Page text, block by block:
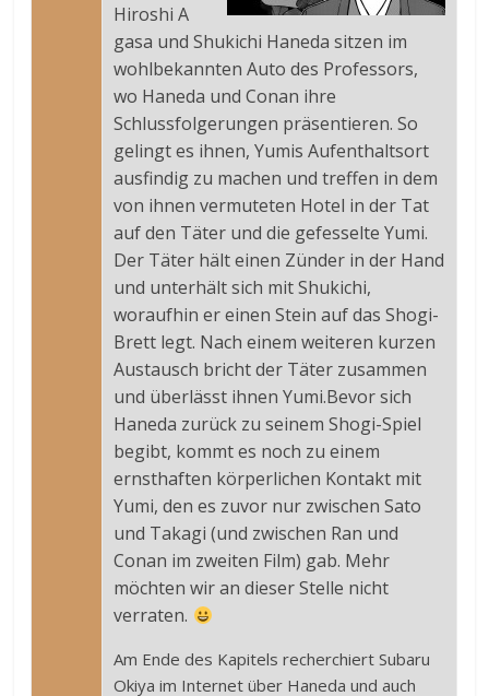
Hiroshi A
gasa und Shukichi Haneda sitzen im
wohlbekannten Auto des Professors,
wo Haneda und Conan ihre
Schlussfolgerungen präsentieren. So
gelingt es ihnen, Yumis Aufenthaltsort
ausfindig zu machen und treffen in dem
von ihnen vermuteten Hotel in der Tat
auf den Täter und die gefesselte Yumi.
Der Täter hält einen Zünder in der Hand
und unterhält sich mit Shukichi,
woraufhin er einen Stein auf das Shogi-
Brett legt. Nach einem weiteren kurzen
Austausch bricht der Täter zusammen
und überlässt ihnen Yumi.Bevor sich
Haneda zurück zu seinem Shogi-Spiel
begibt, kommt es noch zu einem
ernsthaften körperlichen Kontakt mit
Yumi, den es zuvor nur zwischen Sato
und Takagi (und zwischen Ran und
Conan im zweiten Film) gab. Mehr
möchten wir an dieser Stelle nicht
verraten.
Am Ende des Kapitels recherchiert Subaru
Okiya im Internet über Haneda und auch